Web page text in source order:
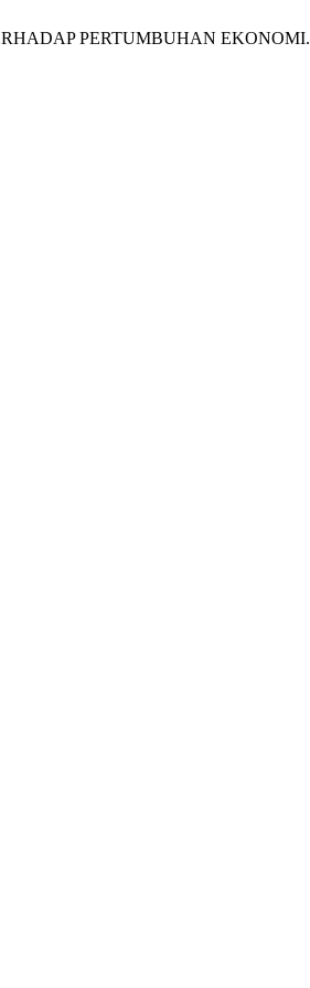
PERTUMBUHAN EKONOMI.